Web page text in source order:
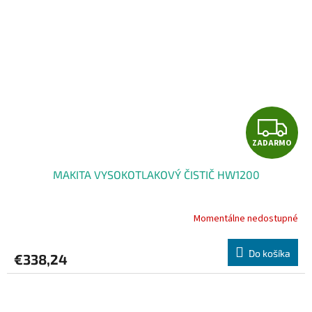
Z
A
A
R
M
ZADARMO
MAKITA VYSOKOTLAKOVÝ ČISTIČ HW1200
Momentálne nedostupné
€338,24 Do košíka